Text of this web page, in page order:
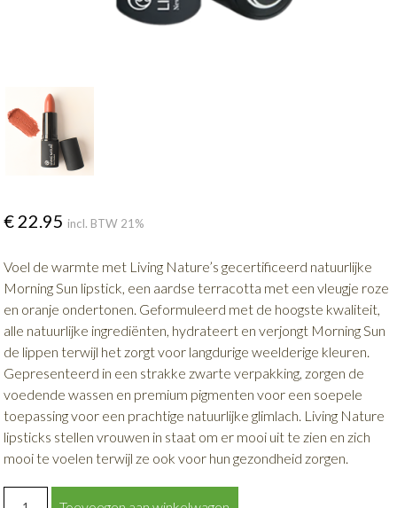
€ 22.95 incl. BTW 21%
Voel de warmte met Living Nature’s gecertificeerd natuurlijke
Morning Sun lipstick, een aardse terracotta met een vleugje roze
en oranje ondertonen. Geformuleerd met de hoogste kwaliteit,
alle natuurlijke ingrediënten, hydrateert en verjongt Morning Sun
de lippen terwijl het zorgt voor langdurige weelderige kleuren.
Gepresenteerd in een strakke zwarte verpakking, zorgen de
voedende wassen en premium pigmenten voor een soepele
toepassing voor een prachtige natuurlijke glimlach. Living Nature
lipsticks stellen vrouwen in staat om er mooi uit te zien en zich
mooi te voelen terwijl ze ook voor hun gezondheid zorgen.